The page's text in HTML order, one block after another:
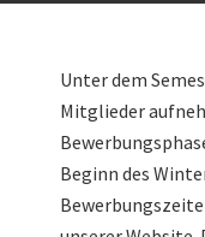
Unter dem
Mitglieder
Beginn des